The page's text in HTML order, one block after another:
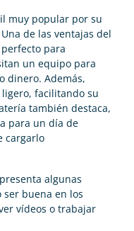
muy popular por su
de las ventajas del
para
un equipo para
dinero. Además,
facilitando su
también destaca,
para un día de
cargarlo
algunas
ser buena en los
vídeos o trabajar